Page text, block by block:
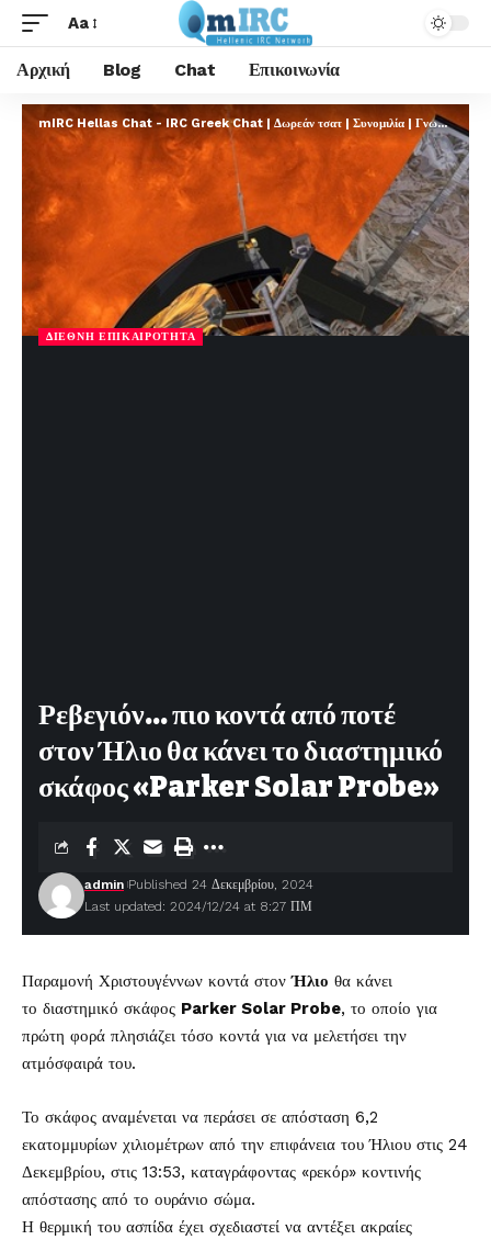
Aa
Αρχική Blog Chat Επικοινωνία
mIRC Hellas Chat - IRC Greek Chat | Δωρεάν τσατ | Συνομιλία | Γνωριμίες | FREE
ΔΙΕΘΝΉ ΕΠΙΚΑΙΡΌΤΗΤΑ
Ρεβεγιόν… πιο κοντά από ποτέ
στον Ήλιο θα κάνει το διαστημικό
σκάφος «Parker Solar Probe»
Last updated: 2024/12/24 at 8:27 ΠΜ
admin Published 24 Δεκεμβρίου, 2024
Παραμονή Χριστουγέννων κοντά στονΉλιο θα κάνει
το διαστημικό σκάφος Parker Solar Probe, το οποίο για
πρώτη φορά πλησιάζει τόσο κοντά για να μελετήσει την
ατμόσφαιρά του.
Το σκάφος αναμένεται να περάσει σε απόσταση 6,2
εκατομμυρίων χιλιομέτρων από την επιφάνεια του Ήλιου στις 24
Δεκεμβρίου, στις 13:53, καταγράφοντας «ρεκόρ» κοντινής
απόστασης από το ουράνιο σώμα.
Η θερμική του ασπίδα έχει σχεδιαστεί να αντέξει ακραίες